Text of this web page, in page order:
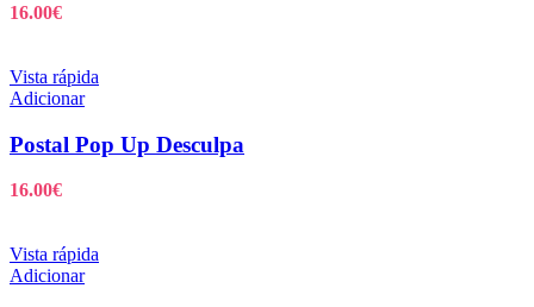
16.00€
Vista rápida
Adicionar
Postal Pop Up Desculpa
16.00€
Vista rápida
Adicionar